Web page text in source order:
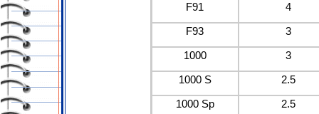
F91
4
F93
3
1000
3
1000 S
2.5
1000 Sp
2.5